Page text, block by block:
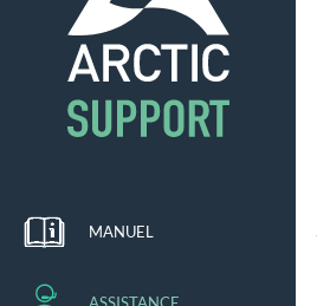
MANUEL